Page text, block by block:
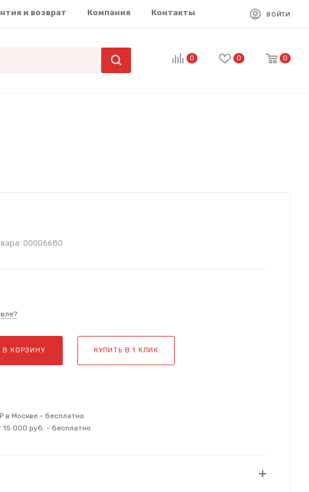
и возврат Компания Контакты ВОЙТИ
0 0 0
00006680
В КОРЗИНУ КУПИТЬ В 1 КЛИК
в Москве - бесплатно
15 000 руб. - бесплатно